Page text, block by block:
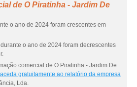
de O Piratinha - Jardim De
o ano de 2024 foram crescentes em
o ano de 2024 foram decrescentes
comercial de O Piratinha - Jardim De
aceda gratuitamente ao relatório da empresa
Lda.